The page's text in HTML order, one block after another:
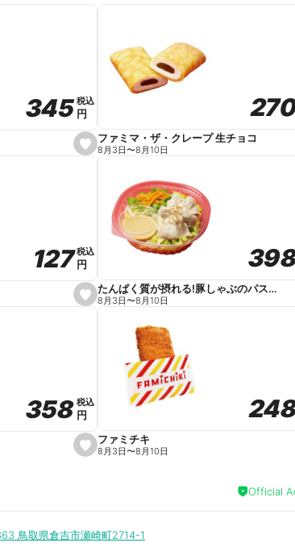
s
e
e
345
345税込
税込
円
円
ファミマ・ザ・クレープ 生チョコ
8月3日〜8月10日
s
e
e
127
127税込
税込
円
円
たんぱく質が摂れる!豚しゃぶのパスタサラダ
8月3日〜8月10日
s
e
i
t
358
358税込
税込
円
円
ファミチキ
8月3日〜8月10日
Official
鳥取県倉吉市瀬崎町2714-1